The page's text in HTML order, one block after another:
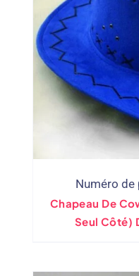
Numéro de
Chapeau De